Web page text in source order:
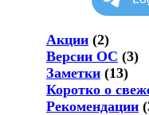
Акции (2)
Версии ОС (3)
Заметки (13)
Коротко о
Рекомендации